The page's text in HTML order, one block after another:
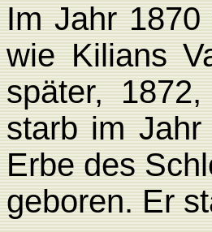
Im Jahr
wie Kilians
später,
starb im Jahr
Erbe des
geboren. Er